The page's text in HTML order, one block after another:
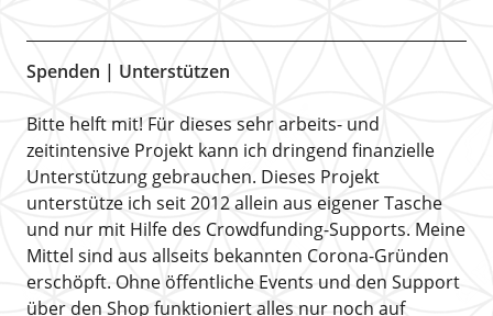
Spenden | Unterstützen
Bitte helft mit! Für dieses sehr arbeits- und
zeitintensive Projekt kann ich dringend finanzielle
Unterstützung gebrauchen. Dieses Projekt
unterstütze ich seit 2012 allein aus eigener Tasche
und nur mit Hilfe des Crowdfunding-Supports. Meine
Mittel sind aus allseits bekannten Corona-Gründen
erschöpft. Ohne öffentliche Events und den Support
über den Shop funktioniert alles nur noch auf